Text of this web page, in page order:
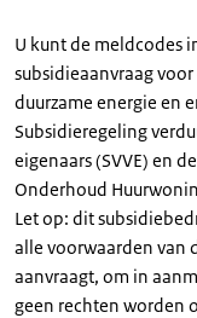
U kunt de meldcodes
subsidieaanvraag
duurzame energie en
Subsidieregeling
eigenaars (SVVE) en
Onderhoud
Let op: dit
alle voorwaarden van
aanvraagt, om in
geen rechten worden